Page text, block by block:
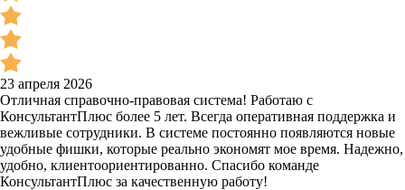
23 апреля 2026
Отличная справочно-правовая система! Работаю с
КонсультантПлюс более 5 лет. Всегда оперативная поддержка и
вежливые сотрудники. В системе постоянно появляются новые
удобные фишки, которые реально экономят мое время. Надежно,
удобно, клиентоориентированно. Спасибо команде
КонсультантПлюс за качественную работу!